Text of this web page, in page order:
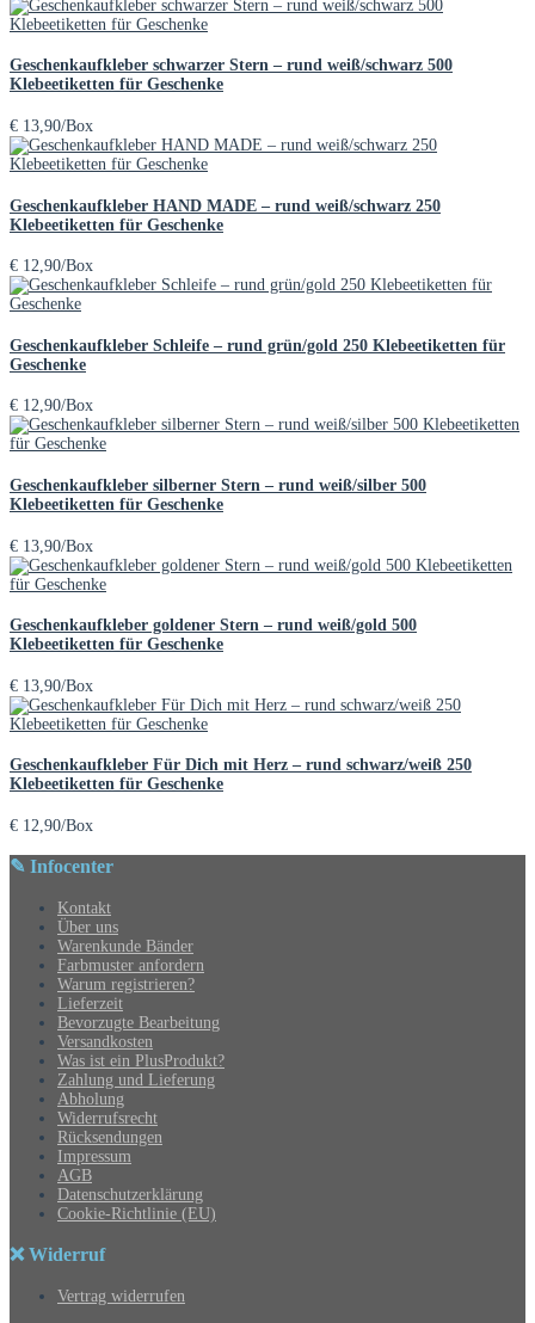
Geschenkaufkleber schwarzer Stern – rund weiß/schwarz 500
Klebeetiketten für Geschenke
€ 13,90/Box
Geschenkaufkleber HAND MADE – rund weiß/schwarz 250
Klebeetiketten für Geschenke
€ 12,90/Box
Geschenkaufkleber Schleife – rund grün/gold 250 Klebeetiketten für
Geschenke
€ 12,90/Box
Geschenkaufkleber silberner Stern – rund weiß/silber 500
Klebeetiketten für Geschenke
€ 13,90/Box
Geschenkaufkleber goldener Stern – rund weiß/gold 500
Klebeetiketten für Geschenke
€ 13,90/Box
Geschenkaufkleber Für Dich mit Herz – rund schwarz/weiß 250
Klebeetiketten für Geschenke
€ 12,90/Box
✎ Infocenter
Kontakt
Über uns
Warenkunde Bänder
Farbmuster anfordern
Warum registrieren?
Lieferzeit
Bevorzugte Bearbeitung
Versandkosten
Was ist ein PlusProdukt?
Zahlung und Lieferung
Abholung
Widerrufsrecht
Rücksendungen
Impressum
AGB
Datenschutzerklärung
Cookie-Richtlinie (EU)
❌ Widerruf
Vertrag widerrufen